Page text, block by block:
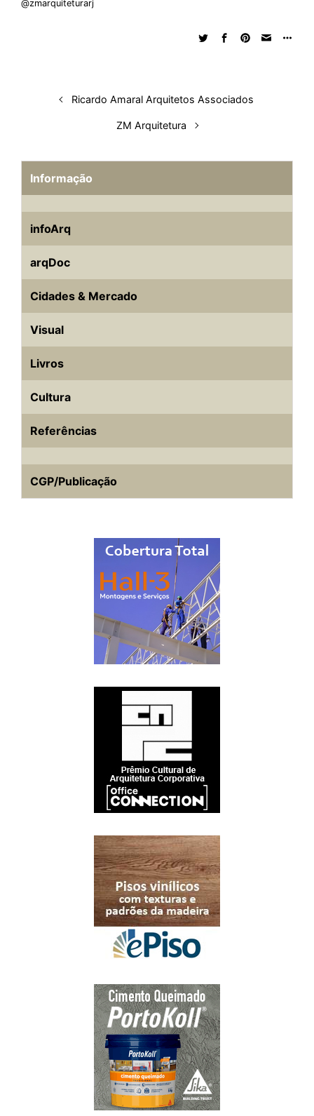
@zmarquiteturarj
Ricardo Amaral Arquitetos Associados
ZM Arquitetura
Informação
infoArq
arqDoc
Cidades & Mercado
Visual
Livros
Cultura
Referências
CGP/Publicação